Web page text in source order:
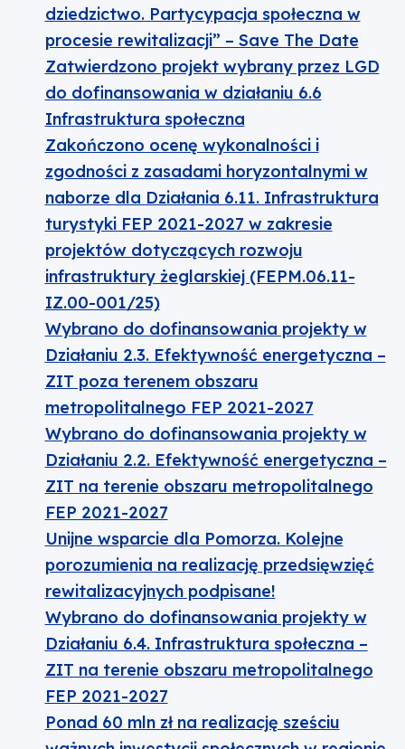
dziedzictwo. Partycypacja społeczna w
procesie rewitalizacji” – Save The Date
Zatwierdzono projekt wybrany przez LGD
do dofinansowania w działaniu 6.6
Infrastruktura społeczna
Zakończono ocenę wykonalności i
zgodności z zasadami horyzontalnymi w
naborze dla Działania 6.11. Infrastruktura
turystyki FEP 2021-2027 w zakresie
projektów dotyczących rozwoju
infrastruktury żeglarskiej (FEPM.06.11-
IZ.00-001/25)
Wybrano do dofinansowania projekty w
Działaniu 2.3. Efektywność energetyczna –
ZIT poza terenem obszaru
metropolitalnego FEP 2021-2027
Wybrano do dofinansowania projekty w
Działaniu 2.2. Efektywność energetyczna –
ZIT na terenie obszaru metropolitalnego
FEP 2021-2027
Unijne wsparcie dla Pomorza. Kolejne
porozumienia na realizację przedsięwzięć
rewitalizacyjnych podpisane!
Wybrano do dofinansowania projekty w
Działaniu 6.4. Infrastruktura społeczna –
ZIT na terenie obszaru metropolitalnego
FEP 2021-2027
Ponad 60 mln zł na realizację sześciu